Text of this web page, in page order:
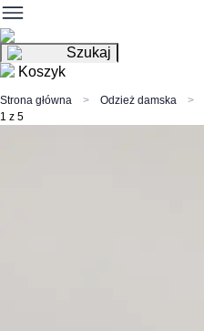
Szukaj
Koszyk
Strona główna Odzież damska
1 z 5